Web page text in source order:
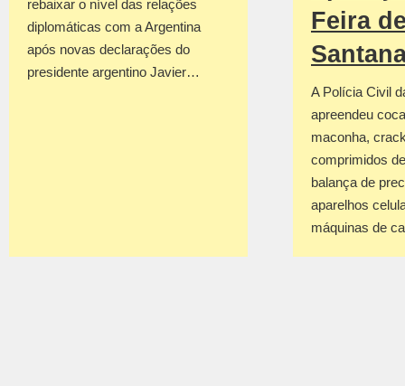
rebaixar o nível das relações
diplomáticas com a Argentina
após novas declarações do
presidente argentino Javier…
Feira
A Polícia Civil
apreendeu
maconha,
comprimidos
balança de
aparelhos
máquinas de